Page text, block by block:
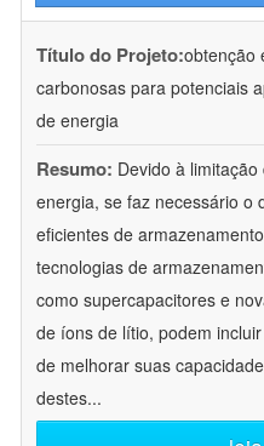
Título do Projeto:obtenção
carbonosas para potenciais
de energia
Resumo: Devido à
energia, se faz necessário o
eficientes de
tecnologias de
como supercapacitores e
de íons de lítio, podem
de melhorar suas
destes...